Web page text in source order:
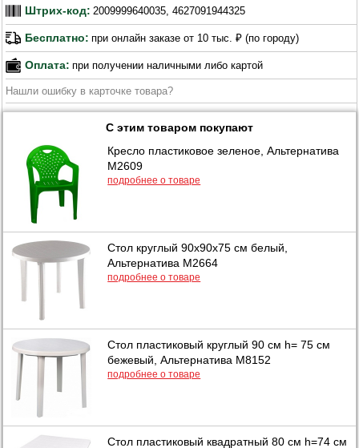
Штрих-код: 2009999640035, 4627091944325
Бесплатно: при онлайн заказе от 10 тыс. ₽ (по городу)
Оплата: при получении наличными либо картой
Нашли ошибку в карточке товара?
С этим товаром покупают
Кресло пластиковое зеленое, Альтернатива
М2609
подробнее о товаре
Стол круглый 90х90х75 см белый,
Альтернатива М2664
подробнее о товаре
Стол пластиковый круглый 90 см h= 75 см
бежевый, Альтернатива М8152
подробнее о товаре
Стол пластиковый квадратный 80 см h=74 см